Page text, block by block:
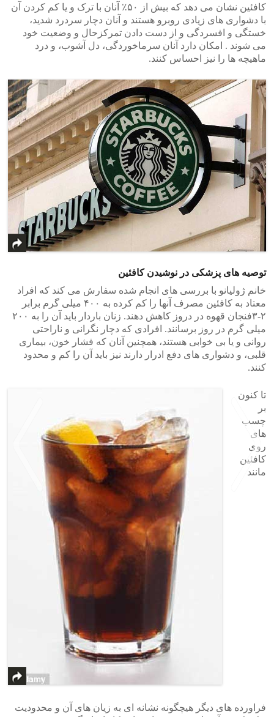
کافئین نشان می دهد که بیش از ۵۰٪ آنان با ترک و یا کم کردن آن
با دشواری های زیادی روبرو هستند و آنان دچار سردرد شدید،
خستگی و افسردگی و از دست دادن تمرکزحال و وضعیت خود
می شوند . امکان دارد آنان سرماخوردگی، دل آشوب، و درد
ماهیچه ها را نیز احساس کنند.
توصیه های پزشکی در نوشیدن کافئین
خانم ژولیانو با بررسی های انجام شده سفارش می کند که افراد
معتاد به کافئین مصرف آنها را کم کرده به ۴۰۰ میلی گرم برابر
۲-۳فنجان قهوه در دروز کاهش دهند. زنان باردار باید آن را به ۲۰۰
میلی گرم در روز برسانند. افرادی که دچار نگرانی و ناراحتی
روانی و یا بی خوابی هستند، همچنین آنان که فشار خون، بیماری
قلبی، و دشواری های دفع ادرار دارند نیز باید آن را کم و محدود
کنند.
تا کنون
بر
چسب
های
روی
کافئین
مانند
فراورده های دیگر هیچگونه نشانه ای به زیان های آن و محدودیت